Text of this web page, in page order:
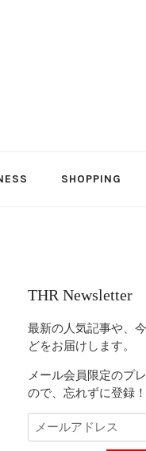
SHOPPING
THR Newsletter
最新の人気記事や、
どをお届けします。
メール会員限定のプ
ので、忘れずに登録！